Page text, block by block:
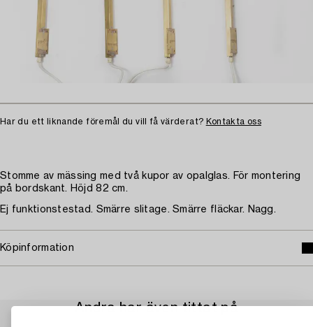
Har du ett liknande föremål du vill få värderat? Kontakta oss
Stomme av mässing med två kupor av opalglas. För montering
på bordskant. Höjd 82 cm.
Ej funktionstestad. Smärre slitage. Smärre fläckar. Nagg.
Köpinformation
Andra har även tittat på